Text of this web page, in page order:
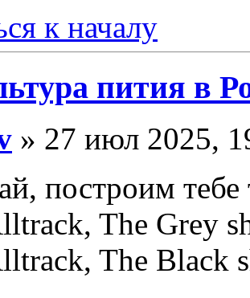
к началу
пития в
» 27 июл 2025,
построим
The Grey
The Black